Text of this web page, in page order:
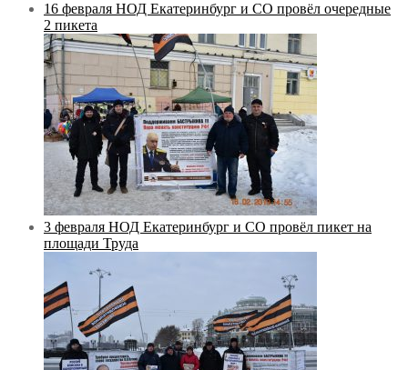
16 февраля НОД Екатеринбург и СО провёл очередные
2 пикета
3 февраля НОД Екатеринбург и СО провёл пикет на
площади Труда